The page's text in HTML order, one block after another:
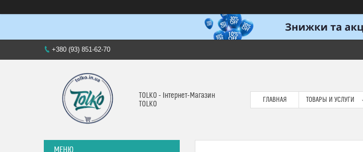
+380 (93) 851-62-70
TOLKO - Інтернет-Магазин
TOLKO
ГЛАВНАЯ ТОВАРЫ И УСЛУГИ